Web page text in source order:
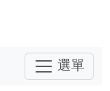
選單